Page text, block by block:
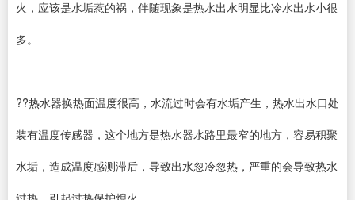
火，应该是水垢惹的祸，伴随现象是热水出水明显比冷水出水小很
多。
??热水器换热面温度很高，水流过时会有水垢产生，热水出水口处
装有温度传感器，这个地方是热水器水路里最窄的地方，容易积聚
水垢，造成温度感测滞后，导致出水忽冷忽热，严重的会导致热水